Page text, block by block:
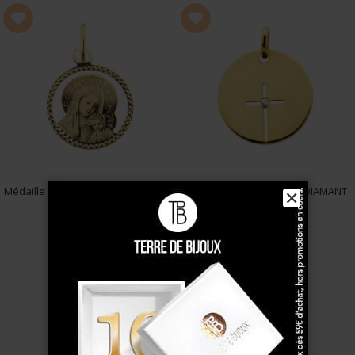
cohérent et profondément symbolique.
Un cadeau de baptême spirituel et intemporel
Offrir une médaille religieuse de baptême, c’est
transmettre un bijou porteur de sens, destiné à
accompagner l’enfant tout au long de sa vie.
Associée à unegourmette de baptême personnalisée
baptême.
Pourquoi choisir une médaille religieuse chez Terre de
Médailles religieuses de baptême en or 18k ou 9k
Représentations traditionnelles : ange, vierge, Christ
Bijoux adaptés aux bébés et enfants
Cadeaux de baptême symboliques et spirituels
Médaille VIERGE A L'ENFANT gravée
Médaille CROIX AJOUREE DIAMANT
Or 375°°°✕